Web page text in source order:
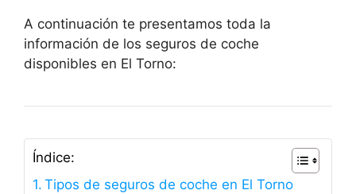
A continuación te presentamos toda la
información de los seguros de coche
disponibles en El Torno:
Índice:
Tipos de seguros de coche en El Torno